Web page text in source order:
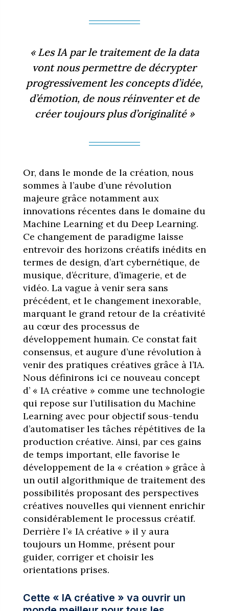
« Les IA par le traitement de la data
vont nous permettre de décrypter
progressivement les concepts d’idée,
d’émotion, de nous réinventer et de
créer toujours plus d’originalité »
Or, dans le monde de la création, nous
sommes à l’aube d’une révolution
majeure grâce notamment aux
innovations récentes dans le domaine du
Machine Learning et du Deep Learning.
Ce changement de paradigme laisse
entrevoir des horizons créatifs inédits en
termes de design, d’art cybernétique, de
musique, d’écriture, d’imagerie, et de
vidéo. La vague à venir sera sans
précédent, et le changement inexorable,
marquant le grand retour de la créativité
au cœur des processus de
développement humain. Ce constat fait
consensus, et augure d’une révolution à
venir des pratiques créatives grâce à l’IA.
Nous définirons ici ce nouveau concept
d’ « IA créative » comme une technologie
qui repose sur l’utilisation du Machine
Learning avec pour objectif sous-tendu
d’automatiser les tâches répétitives de la
production créative. Ainsi, par ces gains
de temps important, elle favorise le
développement de la « création » grâce à
un outil algorithmique de traitement des
possibilités proposant des perspectives
créatives nouvelles qui viennent enrichir
considérablement le processus créatif.
Derrière l’« IA créative » il y aura
toujours un Homme, présent pour
guider, corriger et choisir les
orientations prises.
Cette « IA créative » va ouvrir un